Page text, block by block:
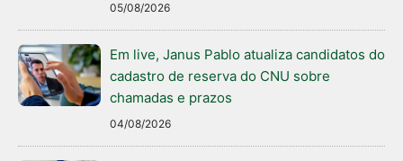
05/08/2026
Em live, Janus Pablo atualiza candidatos do
cadastro de reserva do CNU sobre
chamadas e prazos
04/08/2026